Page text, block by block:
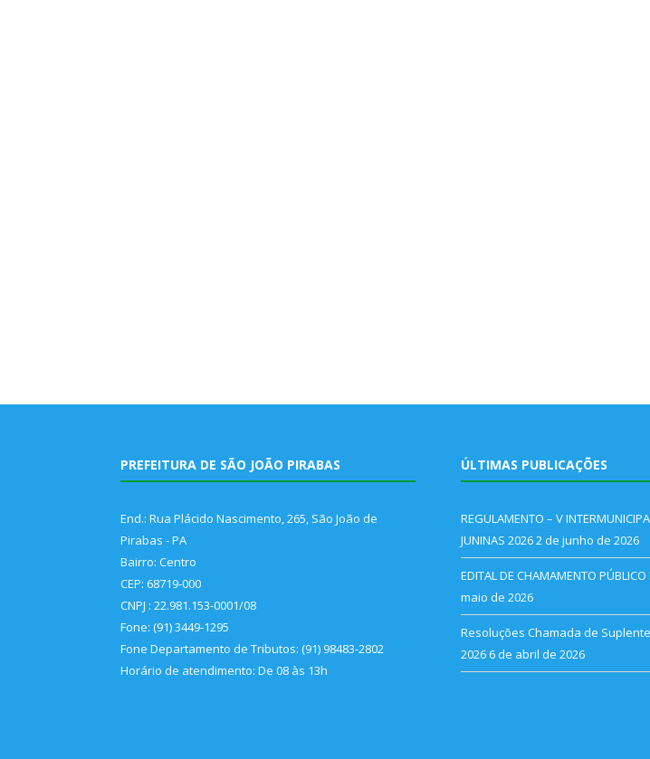
PREFEITURA DE SÃO JOÃO PIRABAS
End.: Rua Plácido Nascimento, 265, São João de
Pirabas - PA
Bairro: Centro
CEP: 68719-000
CNPJ : 22.981.153-0001/08
Fone: (91) 3449-1295
Fone Departamento de Tributos: (91) 98483-2802
Horário de atendimento: De 08 às 13h
ÚLTIMAS PUBLICAÇÕES
REGULAMENTO – V
JUNINAS 20262 de junho de 2026
EDITAL DE CHAMAMENTO
maio de 2026
Resoluções Chamada de
2026 6 de abril de 2026